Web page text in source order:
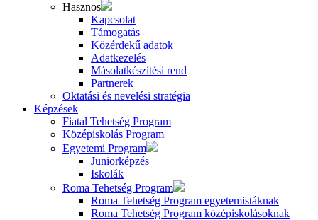
Hasznos
Kapcsolat
Támogatás
Közérdekű adatok
Adatkezelés
Másolatkészítési rend
Partnerek
Oktatási és nevelési stratégia
Képzések
Fiatal Tehetség Program
Középiskolás Program
Egyetemi Program
Juniorképzés
Iskolák
Roma Tehetség Program
Roma Tehetség Program egyetemistáknak
Roma Tehetség Program középiskolásoknak